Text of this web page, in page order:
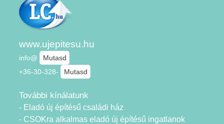
www.ujepitesu.hu
info@
Mutasd
+36-30-328-
Mutasd
További kínálatunk
- Eladó új építésű családi ház
- CSOKra alkalmas eladó új építésű ingatlanok